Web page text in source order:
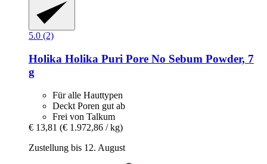
5.0 (2)
Holika Holika Puri Pore No Sebum Powder, 7
g
Für alle Hauttypen
Deckt Poren gut ab
Frei von Talkum
€ 13,81 (€ 1.972,86 / kg)
Zustellung bis 12. August